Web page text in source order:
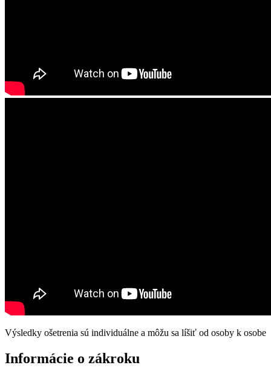
Výsledky ošetrenia sú individuálne a môžu sa líšiť od osoby k osobe
Informácie o zákroku